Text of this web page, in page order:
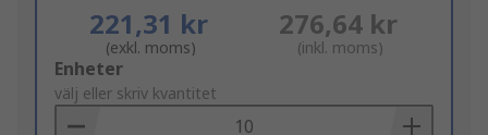
221,31 kr
(exkl. moms)
276,64 kr
(inkl. moms)
Add
to
Basket
Enheter
välj eller skriv kvantitet